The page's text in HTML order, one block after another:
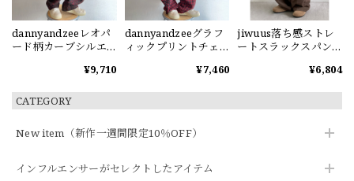
CATEGORY
New item（新作一週間限定10％OFF）
インフルエンサーがセレクトしたアイテム
dannyandzeeレオパ
ード柄カーブシルエ
¥9,710
dannyandzeeグラフ
ィックプリントチェ
¥7,460
jiwuus落ち感ストレ
ートスラックスパン
¥6,804